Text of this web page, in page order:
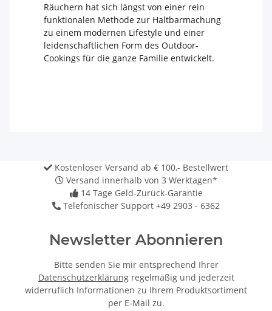
Räuchern hat sich längst von einer rein
funktionalen Methode zur Haltbarmachung
zu einem modernen Lifestyle und einer
leidenschaftlichen Form des Outdoor-
Cookings für die ganze Familie entwickelt.
Kostenloser Versand ab € 100,- Bestellwert
Versand innerhalb von 3 Werktagen*
14 Tage Geld-Zurück-Garantie
Telefonischer Support +49 2903 - 6362
Newsletter Abonnieren
Bitte senden Sie mir entsprechend Ihrer
Datenschutzerklärungregelmäßig und jederzeit
widerruflich Informationen zu Ihrem Produktsortiment
per E-Mail zu.